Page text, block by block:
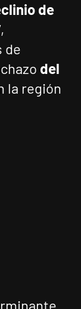
de
de
del
la región